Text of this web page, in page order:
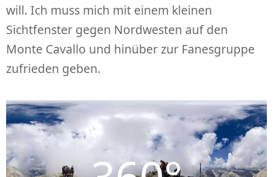
will. Ich muss mich mit einem kleinen
Sichtfenster gegen Nordwesten auf den
Monte Cavallo und hinüber zur Fanesgruppe
zufrieden geben.